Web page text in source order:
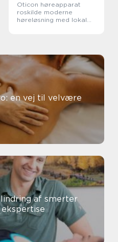
Oticon høreapparat
roskilde moderne
høreløsning med lokal
en vej til velvære